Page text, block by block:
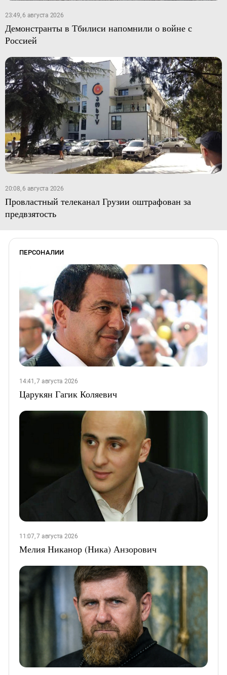
23:49, 6 августа 2026
Демонстранты в Тбилиси напомнили о войне с
Россией
20:08, 6 августа 2026
Провластный телеканал Грузии оштрафован за
предвзятость
ПЕРСОНАЛИИ
14:41, 7 августа 2026
Царукян Гагик Коляевич
11:07, 7 августа 2026
Мелия Никанор (Ника) Анзорович